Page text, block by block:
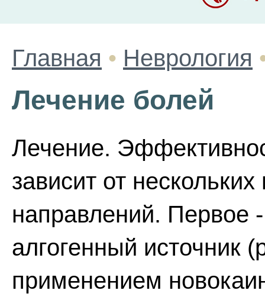
Главная • Неврология
Лечение болей
Лечение.
зависит от
направлений. Первое
алгогенный источник
применением